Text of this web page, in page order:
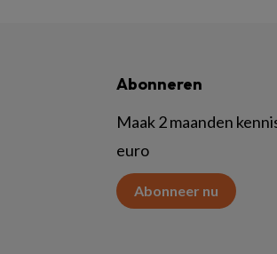
Abonneren
Maak 2 maanden
euro
Abonneer nu